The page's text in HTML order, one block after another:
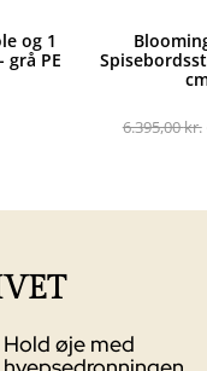
og 1
grå PE
6.395,00kr.
Hold øje med